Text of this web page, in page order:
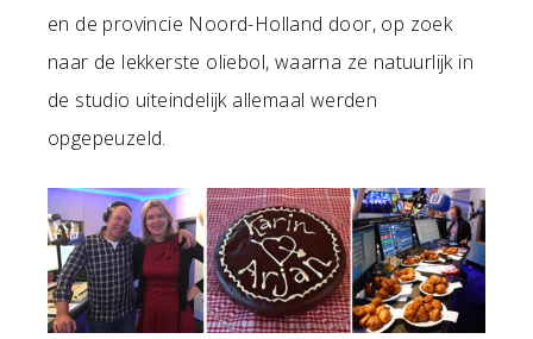
en de provincie Noord-Holland door, op zoek
naar de lekkerste oliebol, waarna ze natuurlijk in
de studio uiteindelijk allemaal werden
opgepeuzeld.